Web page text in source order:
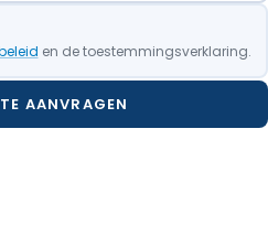
en de toestemmingsverklaring.
AANVRAGEN